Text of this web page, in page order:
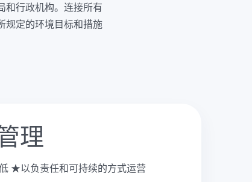
和行政机构。连接所有
规定的环境目标和措施
理
★以负责任和可持续的方式运营